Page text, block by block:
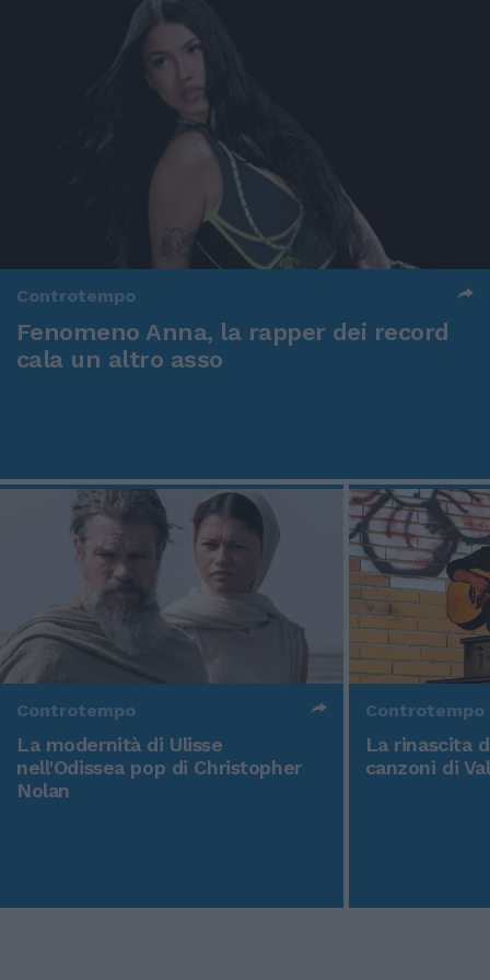
Controtempo
Fenomeno Anna, la rapper dei record
cala un altro asso
Controtempo
La modernità di Ulisse
nell'Odissea pop di Christopher
Nolan
Controtempo
La rinascita
canzoni di